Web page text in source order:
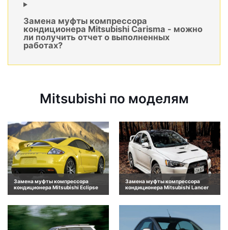
Замена муфты компрессора
кондиционера Mitsubishi Carisma - можно
ли получить отчет о выполненных
работах?
Mitsubishi по моделям
Замена муфты компрессора
кондиционера Mitsubishi Eclipse
Замена муфты компрессора
кондиционера Mitsubishi Lancer